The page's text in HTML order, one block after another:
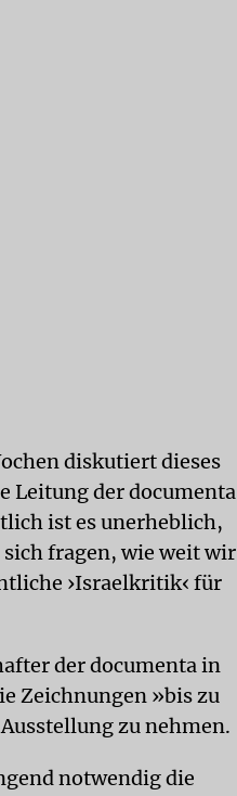
diskutiert dieses
Leitung der documenta
ist es unerheblich,
fragen, wie weit wir
›Israelkritik‹ für
der documenta in
Zeichnungen »bis zu
zu nehmen.
notwendig die